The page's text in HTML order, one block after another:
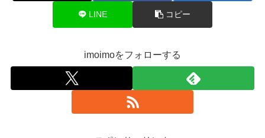
LINE コピー
imoimoをフォローする